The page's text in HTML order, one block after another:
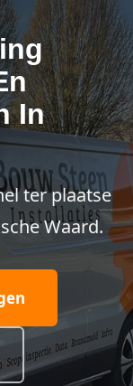
In
ter plaatse
Waard.